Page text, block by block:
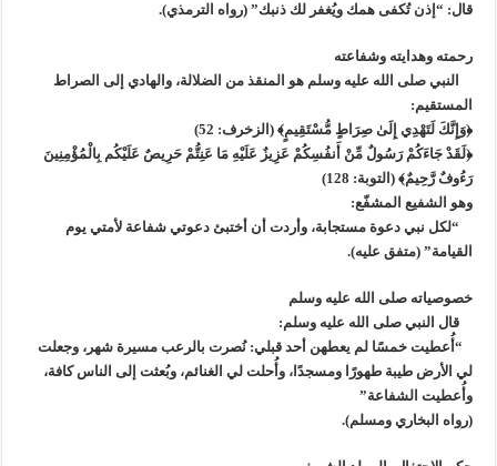
قال: “إذن تُكفى همك ويُغفر لك ذنبك” (رواه الترمذي).
رحمته وهدايته وشفاعته
النبي صلى الله عليه وسلم هو المنقذ من الضلالة، والهادي إلى الصراط
المستقيم:
﴿وَإِنَّكَ لَتَهْدِي إِلَىٰ صِرَاطٍ مُّسْتَقِيمٍ﴾ (الزخرف: 52)
﴿لَقَدْ جَاءَكُمْ رَسُولٌ مِّنْ أَنفُسِكُمْ عَزِيزٌ عَلَيْهِ مَا عَنِتُّمْ حَرِيصٌ عَلَيْكُم بِالْمُؤْمِنِينَ
رَءُوفٌ رَّحِيمٌ﴾ (التوبة: 128)
وهو الشفيع المشفّع:
“لكل نبي دعوة مستجابة، وأردت أن أختبئ دعوتي شفاعة لأمتي يوم
القيامة” (متفق عليه).
خصوصياته صلى الله عليه وسلم
قال النبي صلى الله عليه وسلم:
“أُعطيت خمسًا لم يعطهن أحد قبلي: نُصرت بالرعب مسيرة شهر، وجعلت
لي الأرض طيبة طهورًا ومسجدًا، وأُحلت لي الغنائم، وبُعثت إلى الناس كافة،
وأُعطيت الشفاعة”
(رواه البخاري ومسلم).